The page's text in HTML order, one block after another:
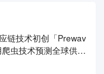
链技术初创「Prewav
虫技术预测全球供应